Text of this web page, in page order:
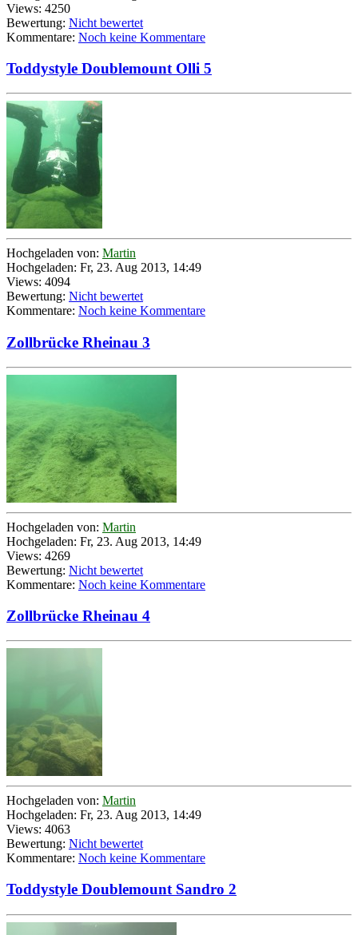
Views: 4250
Bewertung: Nicht bewertet
Kommentare: Noch keine Kommentare
Toddystyle Doublemount Olli 5
Hochgeladen von: Martin
Hochgeladen: Fr, 23. Aug 2013, 14:49
Views: 4094
Bewertung: Nicht bewertet
Kommentare: Noch keine Kommentare
Zollbrücke Rheinau 3
Hochgeladen von: Martin
Hochgeladen: Fr, 23. Aug 2013, 14:49
Views: 4269
Bewertung: Nicht bewertet
Kommentare: Noch keine Kommentare
Zollbrücke Rheinau 4
Hochgeladen von: Martin
Hochgeladen: Fr, 23. Aug 2013, 14:49
Views: 4063
Bewertung: Nicht bewertet
Kommentare: Noch keine Kommentare
Toddystyle Doublemount Sandro 2